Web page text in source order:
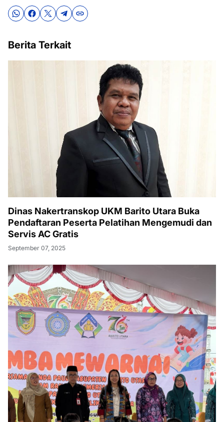
Berita Terkait
Dinas Nakertranskop UKM Barito Utara Buka
Pendaftaran Peserta Pelatihan Mengemudi dan
Servis AC Gratis
September 07, 2025